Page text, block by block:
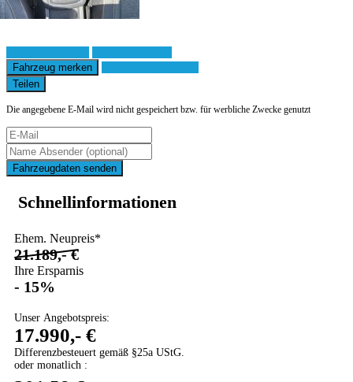
Fahrzeug merken
Teilen
Die angegebene E-Mail wird nicht gespeichert bzw. für werbliche Zwecke genutzt
Fahrzeugdaten senden
Schnellinformationen
Ehem. Neupreis*
21.189,- €
Ihre Ersparnis
- 15%
Unser Angebotspreis:
17.990,- €
Differenzbesteuert gemäß §25a UStG.
oder monatlich :